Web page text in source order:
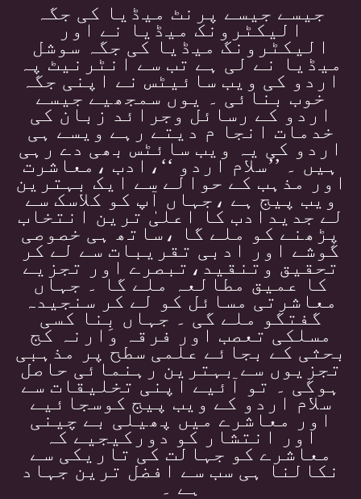
جیسے جیسے پرنٹ میڈیا کی جگہ
الیکٹرونک میڈیا نے اور
الیکٹرونگ میڈیا کی جگہ سوشل
میڈیا نے لی ہے تب سے انٹرنیٹ پہ
اردو کی ویب سائیٹس نے اپنی جگہ
خوب بنائی ۔ یوں سمجھیے جیسے
اردو کے رسائل وجرائد زبان کی
خدمات انجا م دیتے رہے ویسے ہی
اردو کی یہ ویب سائٹس بھی دے رہی
ہیں ۔ ’’سلام اردو ‘‘،ادب ،معاشرت
اور مذہب کے حوالے سے ایک بہترین
ویب پیج ہے ،جہاں آپ کو کلاسک سے
لے جدیدادب کا اعلیٰ ترین انتخاب
پڑھنے کو ملے گا ،ساتھ ہی خصوصی
گوشے اور ادبی تقریبات سے لے کر
تحقیق وتنقید،تبصرے اور تجزیے
کا عمیق مطالعہ ملے گا ۔ جہاں
معاشرتی مسائل کو لے کر سنجیدہ
گفتگو ملے گی ۔ جہاں بِنا کسی
مسلکی تعصب اور فرقہ وارنہ کج
بحثی کے بجائے علمی سطح پر مذہبی
تجزیوں سے بہترین رہنمائی حاصل
ہوگی ۔ تو آئیے اپنی تخلیقات سے
سلام اردو کے ویب پیج کوسجائیے
اور معاشرے میں پھیلی بے چینی
اور انتشار کو دورکیجیے کہ
معاشرے کو جہالت کی تاریکی سے
نکالنا ہی سب سے افضل ترین جہاد
ہے ۔